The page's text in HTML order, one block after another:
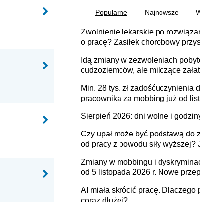
Popularne Najnowsze
Zwolnienie lekarskie po
o pracę? Zasiłek chorobowy
dni od ustania stosunku pracy
Idą zmiany w zezwoleniach
cudzoziemców, ale milczące
Min. 28 tys. zł zadośćuczynienia
pracownika za mobbing już od
zespołu
Sierpień 2026: dni wolne i
Czy upał może być podstawą do
od pracy z powodu siły wyższej?
Zmiany w mobbingu i
od 5 listopada 2026 r. Nowe
Ustaw
AI miała skrócić pracę. Dlaczego
coraz dłużej?